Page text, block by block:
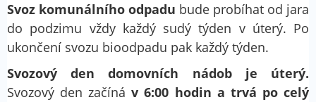
Svoz komunálního odpadu bude probíhat od jara
do podzimu vždy každý sudý týden v úterý. Po
ukončení svozu bioodpadu pak každý týden.
Svozový den domovních nádob je úterý.
Svozový den začínáv 6:00 hodin a trvá po celý